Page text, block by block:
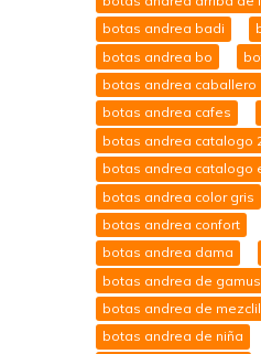
botas andrea badi
botas andrea bo
botas andrea caballero
botas andrea cafes
botas andrea catalogo
botas andrea catalogo
botas andrea color gris
botas andrea confort
botas andrea dama
botas andrea de
botas andrea de
botas andrea de niña